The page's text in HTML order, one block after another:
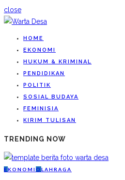
close
HOME
EKONOMI
HUKUM & KRIMINAL
PENDIDIKAN
POLITIK
SOSIAL BUDAYA
FEMINISIA
KIRIM TULISAN
TRENDING NOW
EKONOMI O LAHRAGA